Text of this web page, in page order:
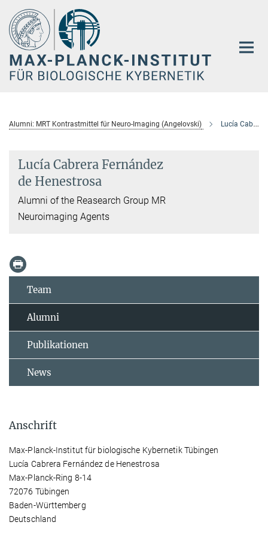
Hauptinhalt
Alumni: MRT Kontrastmittel für Neuro-Imaging (Angelovski) Lucía Cabrera Fernández de Henestrosa
Lucía Cabrera Fernández
de Henestrosa
Alumni of the Reasearch Group MR
Neuroimaging Agents
Team
Alumni
Publikationen
News
Anschrift
Max-Planck-Institut für biologische Kybernetik Tübingen
Lucía Cabrera Fernández de Henestrosa
Max-Planck-Ring 8-14
72076 Tübingen
Baden-Württemberg
Deutschland